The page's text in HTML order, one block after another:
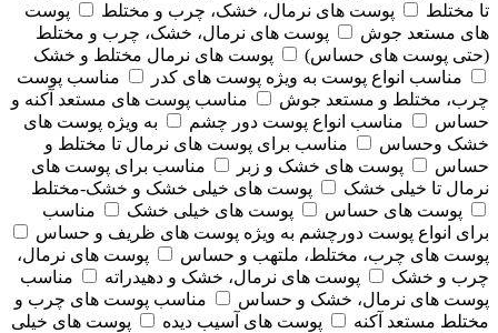
تا مختلط
پوست های نرمال، خشک، چرب و مختلط
پوست
های مستعد جوش
پوست های نرمال، خشک، چرب و مختلط
(حتی پوست های حساس)
پوست های نرمال مختلط و خشک
مناسب انواع پوست به ویژه پوست های کدر
مناسب پوست
چرب، مختلط و مستعد جوش
مناسب پوست های مستعد آکنه و
حساس
مناسب انواع پوست دور چشم
به ویژه پوست های
خشک وحساس
مناسب برای پوست های نرمال تا مختلط و
حساس
پوست های خشک و زبر
مناسب برای پوست های
نرمال تا خیلی خشک
پوست های خیلی خشک و خشک-مختلط
پوست های حساس
پوست های خیلی خشک
مناسب
برای انواع پوست دورچشم به ویژه پوست های ظریف و حساس
پوست های چرب، مختلط، ملتهب و حساس
پوست های نرمال،
چرب و خشک
پوست های نرمال، خشک و دهیدراته
مناسب
پوست های نرمال، خشک و حساس
مناسب پوست های چرب و
مختلط مستعد آکنه
پوست های آسیب دیده
پوست های خیلی